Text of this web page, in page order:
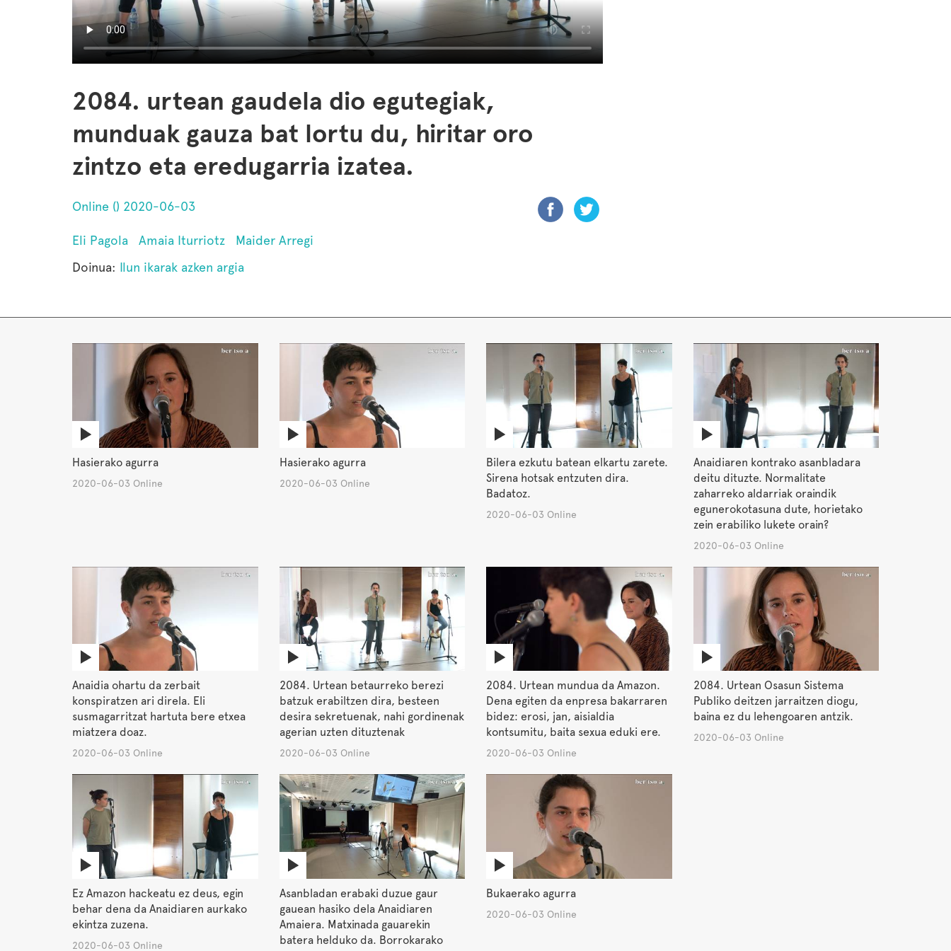
2084. urtean gaudela dio egutegiak,
munduak gauza bat lortu du, hiritar oro
zintzo eta eredugarria izatea.
Online () 2020-06-03
Eli Pagola Amaia Iturriotz
Maider Arregi
Doinua: Ilun ikarak azken argia
Hasierako agurra
2020-06-03 Online
Hasierako agurra
2020-06-03 Online
Bilera ezkutu batean elkartu zarete.
Sirena hotsak entzuten dira.
Badatoz.
2020-06-03 Online
Anaidiaren kontrako asanbladara
deitu dituzte. Normalitate
zaharreko aldarriak oraindik
egunerokotasuna dute, horietako
zein erabiliko lukete orain?
2020-06-03 Online
Anaidia ohartu da zerbait
konspiratzen ari direla. Eli
susmagarritzat hartuta bere etxea
miatzera doaz.
2020-06-03 Online
2084. Urtean betaurreko berezi
batzuk erabiltzen dira, besteen
desira sekretuenak, nahi gordinenak
agerian uzten dituztenak
2020-06-03 Online
2084. Urtean mundua da Amazon.
Dena egiten da enpresa bakarraren
bidez: erosi, jan, aisialdia
kontsumitu, baita sexua eduki ere.
2020-06-03 Online
2084. Urtean Osasun Sistema
Publiko deitzen jarraitzen diogu,
baina ez du lehengoaren antzik.
2020-06-03 Online
Ez Amazon hackeatu ez deus, egin
behar dena da Anaidiaren aurkako
ekintza zuzena.
2020-06-03 Online
Asanbladan erabaki duzue gaur
gauean hasiko dela Anaidiaren
Amaiera. Matxinada gauarekin
batera helduko da. Borrokarako
Bukaerako agurra
2020-06-03 Online